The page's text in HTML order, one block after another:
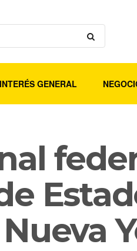
INTERÉS GENERAL